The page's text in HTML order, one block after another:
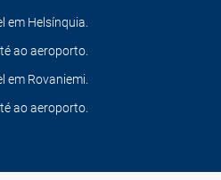
em Helsínquia.
ao aeroporto.
Rovaniemi.
ao aeroporto.